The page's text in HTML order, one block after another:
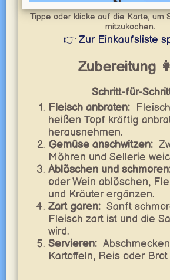
Tippe oder klicke auf die Karte, um
mitzukochen.
👉 Zur Einkaufsliste
Zubereitung
Schritt-für-
Fleisch anbraten:
heißen Topf kräftig
herausnehmen.
Gemüse anschwitzen:
Möhren und Sellerie
Ablöschen und
oder Wein ablöschen,
und Kräuter ergänzen.
Zart garen: Sanft
Fleisch zart ist und die
wird.
Servieren:
Kartoffeln, Reis oder